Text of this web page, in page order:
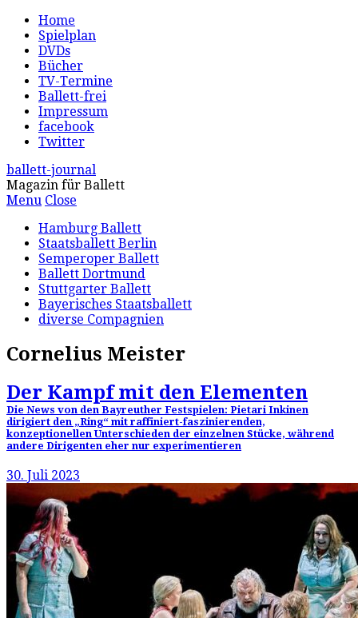
Home
Spielplan
DVDs
Bücher
TV-Termine
Ballett-frei
Impressum
facebook
Twitter
ballett-journal
Magazin für Ballett
Menu Close
Hamburg Ballett
Staatsballett Berlin
Semperoper Ballett
Ballett Dortmund
Stuttgarter Ballett
Bayerisches Staatsballett
diverse Compagnien
Cornelius Meister
Der Kampf mit den Elementen
Die News von den Bayreuther Festspielen: Pietari Inkinen
dirigiert den „Ring“ mit raffiniert-faszinierenden,
konzeptionellen Unterschieden der einzelnen Stücke, während
andere Dirigenten eher nur experimentieren
30. Juli 2023